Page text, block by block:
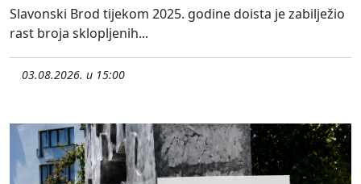
Slavonski Brod tijekom 2025. godine doista je zabilježio
rast broja sklopljenih...
03.08.2026. u 15:00